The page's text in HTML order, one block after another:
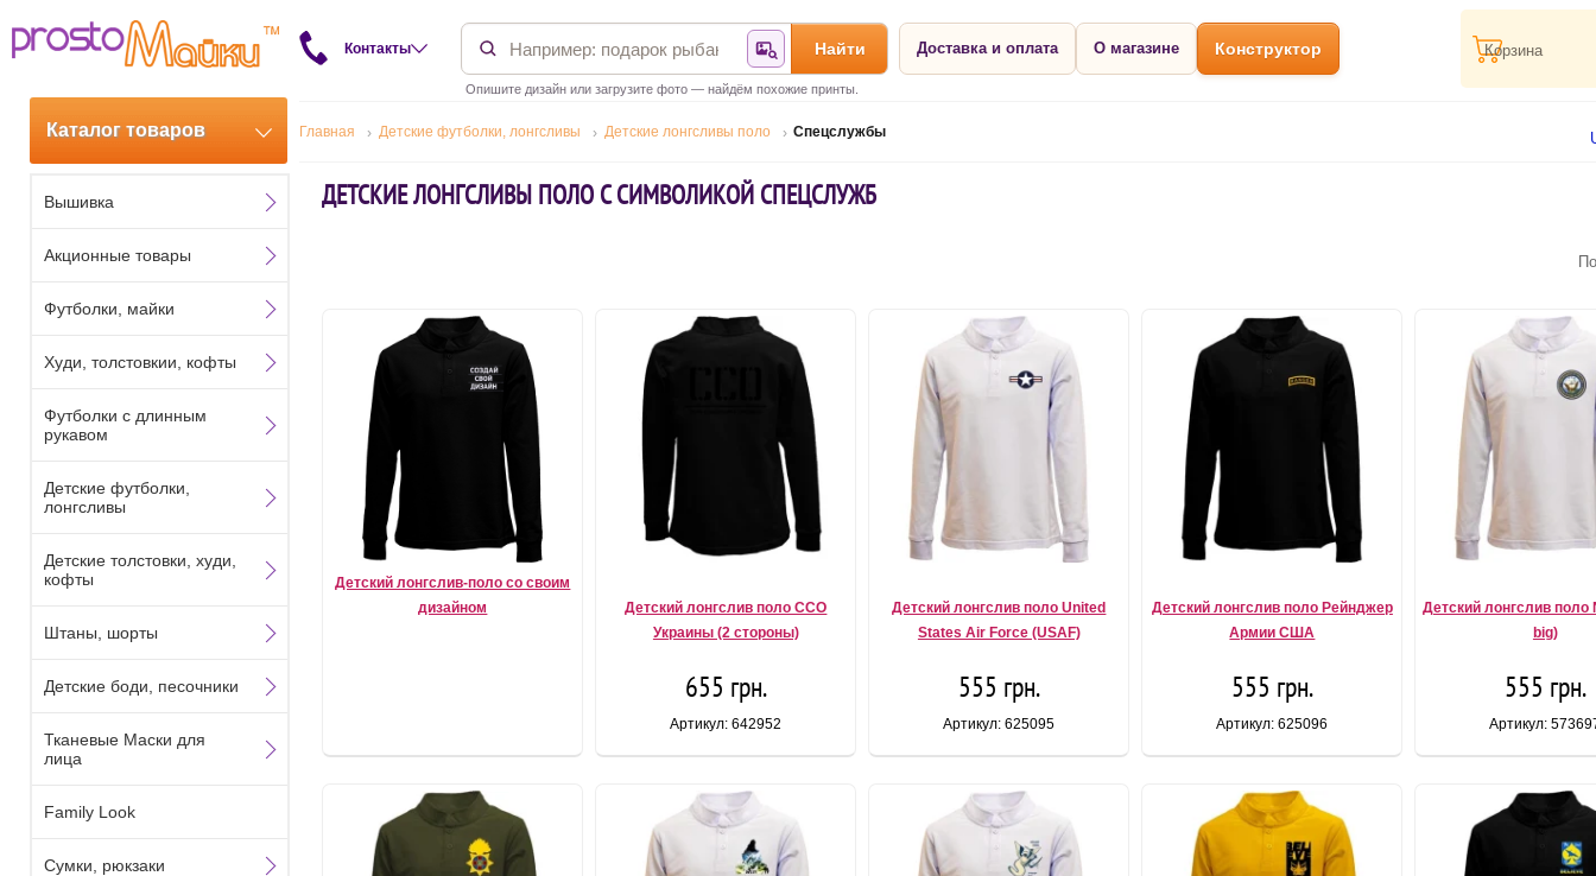
Контакты Найти по фотографии
Найти
Опишите дизайн или загрузите фото — найдём похожие принты.
Доставка и оплата О магазине Конструктор Корзина
Каталог товаров Главная Детские футболки, лонгсливы Детские лонгсливы поло Спецслужбы
ДЕТСКИЕ ЛОНГСЛИВЫ ПОЛО С СИМВОЛИКОЙ СПЕЦСЛУЖБ
Детский лонгслив-поло со своим
дизайном
Детский лонгслив поло ССО
Украины (2 стороны)
655 грн.
Артикул: 642952
Детский лонгслив поло United
States Air Force (USAF)
555 грн.
Артикул: 625095
Детский лонгслив поло Рейнджер
Армии США
555 грн.
Артикул: 625096
Детский лонгслив поло
big)
555 грн.
Артикул:
Вышивка
Акционные товары
Футболки, майки
Худи, толстовкии, кофты
Футболки с длинным
рукавом
Детские футболки,
лонгсливы
Детские толстовки, худи,
кофты
Штаны, шорты
Детские боди, песочники
Тканевые Маски для
лица
Family Look
Сумки, рюкзаки